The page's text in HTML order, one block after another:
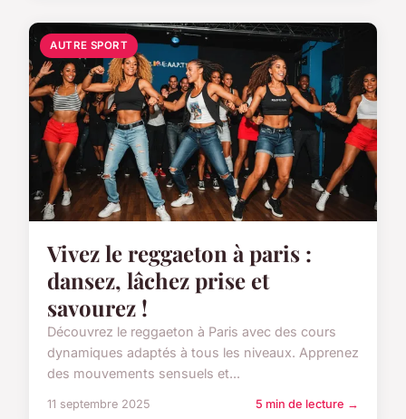
AUTRE SPORT
Vivez le reggaeton à paris :
dansez, lâchez prise et
savourez !
Découvrez le reggaeton à Paris avec des cours
dynamiques adaptés à tous les niveaux. Apprenez
des mouvements sensuels et...
11 septembre 2025 5 min de lecture →